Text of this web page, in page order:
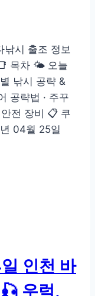
시 출조 정보
목차 🌤️ 오늘
낚시 공략 &
공략법 · 주꾸
전 장비 📋 쿠
04월 25일
인천 바
우럭,